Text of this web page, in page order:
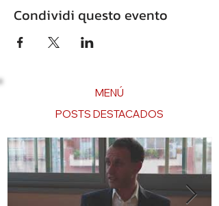
Condividi questo evento
MENÚ
POSTS DESTACADOS